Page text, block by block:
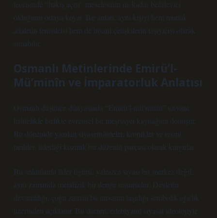
teorisinde “bakış açısı” meselesinin ne kadar belirleyici
olduğunu ortaya koyar. Bir anlatı, aynı kişiyi hem mutlak
adaletin temsilcisi hem de insani çelişkilerin taşıyıcısı olarak
sunabilir.
Osmanlı Metinlerinde Emirü’l-
Mü’minîn ve İmparatorluk Anlatısı
Osmanlı düşünce dünyasında “Emirü’l-mü’minîn” unvanı,
halifelikle birlikte evrensel bir meşruiyet kaynağına dönüşür.
Bu dönemde yazılan siyasetnâmeler, kronikler ve resmi
tarihler, liderliği kozmik bir düzenin parçası olarak kurgular.
Bu anlatılarda lider figürü, yalnızca siyasi bir merkez değil,
aynı zamanda metafizik bir denge unsurudur. Devletin
devamlılığı, çoğu zaman bu unvanın taşıdığı sembolik ağırlık
üzerinden açıklanır. Bu durum, edebiyatın siyasal ideolojiyle